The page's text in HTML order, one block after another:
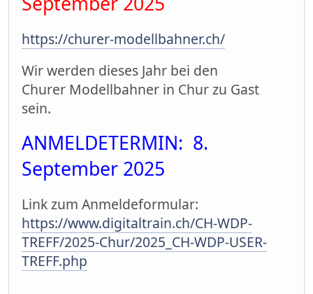
https://churer-modellbahner.ch/
Wir werden dieses Jahr bei den
Churer Modellbahner in Chur zu Gast
sein.
ANMELDETERMIN: 8.
September 2025
Link zum Anmeldeformular:
https://www.digitaltrain.ch/CH-WDP-
TREFF/2025-Chur/2025_CH-WDP-USER-
TREFF.php